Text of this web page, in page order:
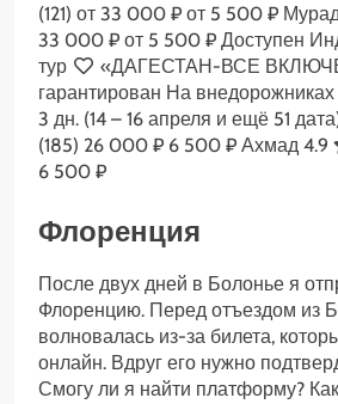
(121) от 33 000 ₽ от 5 500 ₽
33 000 ₽ от 5 500 ₽ Доступен
тур
«ДАГЕСТАН-ВСЕ
гарантирован На внедорожниках
3 дн. (14 – 16 апреля и ещё 51
(185) 26 000 ₽ 6 500 ₽ Ахмад 4.9
6 500 ₽
Флоренция
После двух дней в Болонье я
Флоренцию. Перед отъездом из
волновалась из-за билета,
онлайн. Вдруг его нужно
Смогу ли я найти платформу?